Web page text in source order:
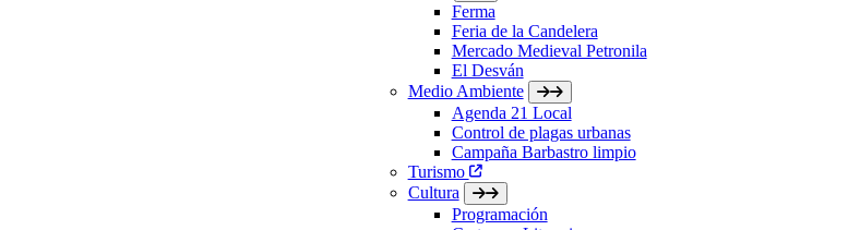
Ferma
Feria de la Candelera
Mercado Medieval Petronila
El Desván
Medio Ambiente
Agenda 21 Local
Control de plagas urbanas
Campaña Barbastro limpio
Turismo
Cultura
Programación